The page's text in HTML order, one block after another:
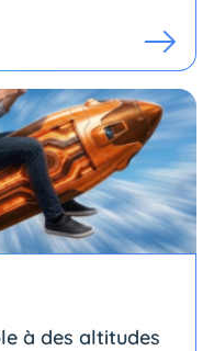
à des altitudes